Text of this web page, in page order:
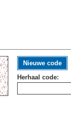
Nieuwe code
Herhaal code: